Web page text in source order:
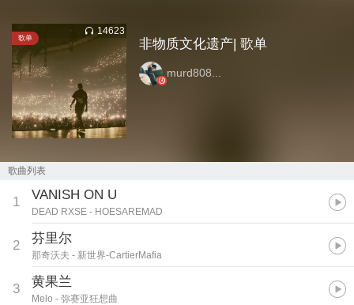
歌单
14623
非物质文化遗产| 歌单
murd808...
歌曲列表
1 VANISH ON U
DEAD RXSE - HOESAREMAD
2 芬里尔
那奇沃夫 - 新世界-CartierMafia
3 黄果兰
Melo - 弥赛亚狂想曲